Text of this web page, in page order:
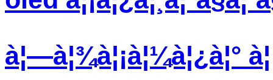
à¦—à¦¾à¦¡à¦¼à¦¿à¦°